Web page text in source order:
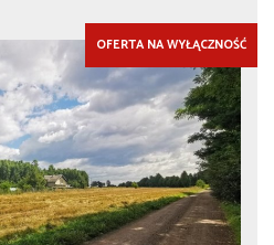
OFERTA NA WYŁĄCZNOŚĆ